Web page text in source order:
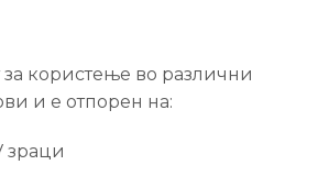
за користење во различни
и е отпорен на:
зраци